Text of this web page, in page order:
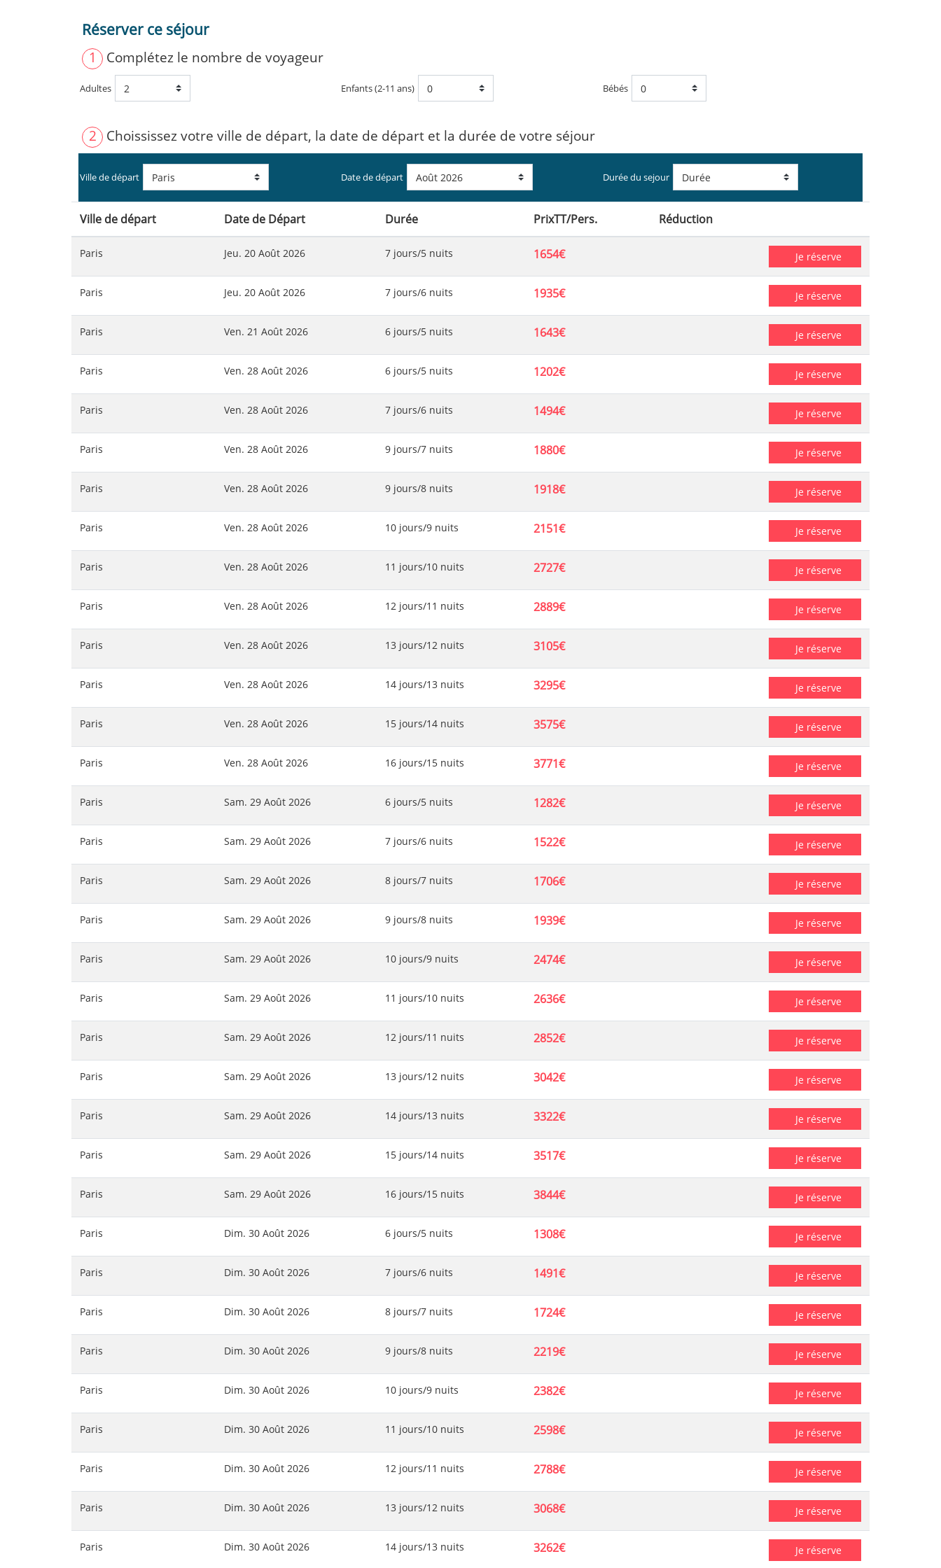
Réserver ce séjour
1 Complétez le nombre de voyageur
Adultes Enfants (2-11 ans) Bébés
2 Choississez votre ville de départ, la date de départ et la durée de votre séjour
Ville de départ Date de départ Durée du sejour
Ville de départ Date de Départ Durée PrixTT/Pers. Réduction
Paris Jeu. 20 Août 2026 7 jours/5 nuits 1654€ Je réserve
Paris Jeu. 20 Août 2026 7 jours/6 nuits 1935€ Je réserve
Paris Ven. 21 Août 2026 6 jours/5 nuits 1643€ Je réserve
Paris Ven. 28 Août 2026 6 jours/5 nuits 1202€ Je réserve
Paris Ven. 28 Août 2026 7 jours/6 nuits 1494€ Je réserve
Paris Ven. 28 Août 2026 9 jours/7 nuits 1880€ Je réserve
Paris Ven. 28 Août 2026 9 jours/8 nuits 1918€ Je réserve
Paris Ven. 28 Août 2026 10 jours/9 nuits 2151€ Je réserve
Paris Ven. 28 Août 2026 11 jours/10 nuits 2727€ Je réserve
Paris Ven. 28 Août 2026 12 jours/11 nuits 2889€ Je réserve
Paris Ven. 28 Août 2026 13 jours/12 nuits 3105€ Je réserve
Paris Ven. 28 Août 2026 14 jours/13 nuits 3295€ Je réserve
Paris Ven. 28 Août 2026 15 jours/14 nuits 3575€ Je réserve
Paris Ven. 28 Août 2026 16 jours/15 nuits 3771€ Je réserve
Paris Sam. 29 Août 2026 6 jours/5 nuits 1282€ Je réserve
Paris Sam. 29 Août 2026 7 jours/6 nuits 1522€ Je réserve
Paris Sam. 29 Août 2026 8 jours/7 nuits 1706€ Je réserve
Paris Sam. 29 Août 2026 9 jours/8 nuits 1939€ Je réserve
Paris Sam. 29 Août 2026 10 jours/9 nuits 2474€ Je réserve
Paris Sam. 29 Août 2026 11 jours/10 nuits 2636€ Je réserve
Paris Sam. 29 Août 2026 12 jours/11 nuits 2852€ Je réserve
Paris Sam. 29 Août 2026 13 jours/12 nuits 3042€ Je réserve
Paris Sam. 29 Août 2026 14 jours/13 nuits 3322€ Je réserve
Paris Sam. 29 Août 2026 15 jours/14 nuits 3517€ Je réserve
Paris Sam. 29 Août 2026 16 jours/15 nuits 3844€ Je réserve
Paris Dim. 30 Août 2026 6 jours/5 nuits 1308€ Je réserve
Paris Dim. 30 Août 2026 7 jours/6 nuits 1491€ Je réserve
Paris Dim. 30 Août 2026 8 jours/7 nuits 1724€ Je réserve
Paris Dim. 30 Août 2026 9 jours/8 nuits 2219€ Je réserve
Paris Dim. 30 Août 2026 10 jours/9 nuits 2382€ Je réserve
Paris Dim. 30 Août 2026 11 jours/10 nuits 2598€ Je réserve
Paris Dim. 30 Août 2026 12 jours/11 nuits 2788€ Je réserve
Paris Dim. 30 Août 2026 13 jours/12 nuits 3068€ Je réserve
Paris Dim. 30 Août 2026 14 jours/13 nuits 3262€ Je réserve